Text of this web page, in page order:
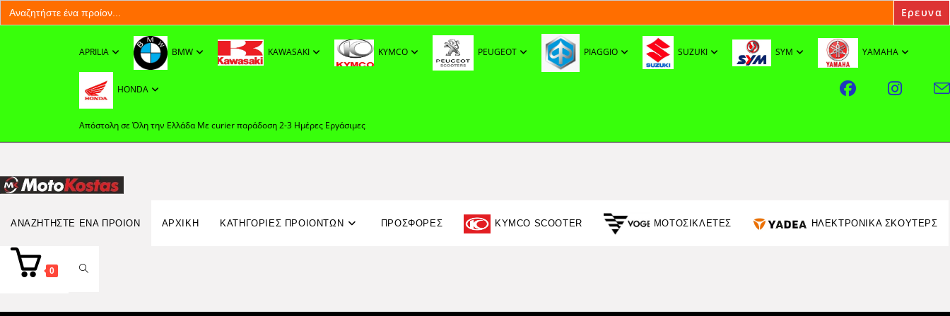
Search
for:
APRILIA BMW KAWASAKI KYMCO PEUGEOT PIAGGIO SUZUKI SYM YAMAHA
HONDA
Απόστολη σε Όλη την Ελλάδα Με curier παράδοση 2-3 Ημέρες Εργάσιμες
ΑΝΑΖΗΤΉΣΤΕ ΈΝΑ ΠΡΟΊΟΝ
Search
for: ΑΡΧΙΚΉ ΚΑΤΗΓΟΡΙΕΣ ΠΡΟΙΟΝΤΩΝ ΠΡΟΣΦΟΡΈΣ KYMCO SCOOTER ΜΟΤΟΣΙΚΛΕΤΕΣ ΗΛΕΚΤΡΟΝΙΚΑ ΣΚΟΥΤΕΡΣ
0 TOGGLE